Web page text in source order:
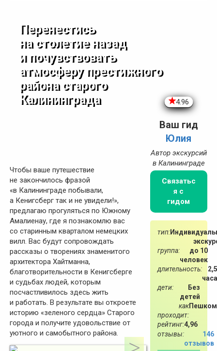
Перенестись
на столетие назад
и почувствовать
атмосферу престижного
района старого
Калининграда
4.96
Ваш гид
Юлия
Автор экскурсий
в Калининграде
Связатьс
я с
гидом
тип:
группа:
до 10
человек
длительность:
2,5
часа
дети:
Без
детей
как
проходит:
Пешком
рейтинг:4,96
отзывы:
146
отзывов
Чтобы ваше путешествие
не закончилось фразой
«в Калининграде побывали,
а Кенигсберг так и не увидели!»,
предлагаю прогуляться по Южному
Амалиенау, где я познакомлю вас
со старинным кварталом немецких
вилл. Вас будут сопровождать
рассказы о творениях знаменитого
архитектора Хайтманна,
благотворительности в Кенигсберге
и судьбах людей, которым
посчастливилось здесь жить
и работать. В результате вы откроете
историю «зеленого сердца» Старого
города и получите удовольствие от
уютного и самобытного района.